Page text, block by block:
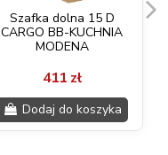
Szafka dolna 15 D
CARGO BB-KUCHNIA
MODENA
411 zł
Dodaj do koszyka